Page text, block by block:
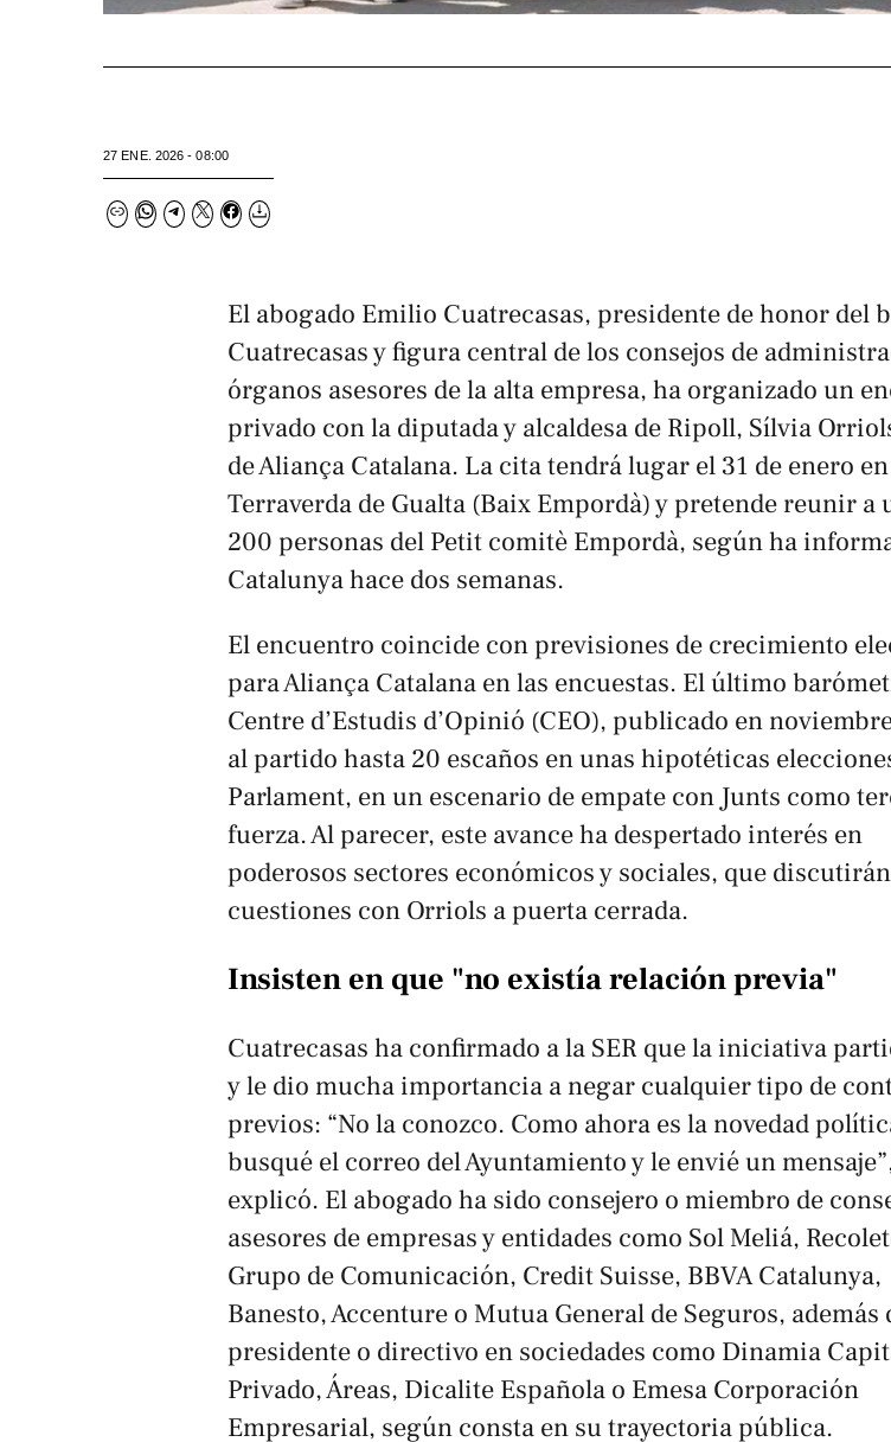
27 ENE. 2026 - 08:00
El abogado Emilio Cuatrecasas, presidente de honor del
Cuatrecasas y figura central de los consejos de
órganos asesores de la alta empresa, ha organizado un
privado con la diputada y alcaldesa de Ripoll, Sílvia
de Aliança Catalana. La cita tendrá lugar el 31 de enero
Terraverda de Gualta (Baix Empordà) y pretende reunir a
200 personas del Petit comitè Empordà, según ha
Catalunyahace dos semanas.
El encuentro coincide con previsiones de crecimiento
para Aliança Catalana en las encuestas. El último
Centre d’Estudis d’Opinió (CEO), publicado en
al partido hasta 20 escaños en unas hipotéticas
Parlament, en un escenario de empate con Junts como
fuerza. Al parecer, este avance ha despertado interés en
poderosos sectores económicos y sociales, que
cuestiones con Orriols a puerta cerrada.
Insisten en que "no existía relación previa"
Cuatrecasas ha confirmado a la SER que la iniciativa
y le dio mucha importancia a negar cualquier tipo de
previos: “No la conozco. Como ahora es la novedad
busqué el correo del Ayuntamiento y le envié un
explicó. El abogado ha sido consejero o miembro de
asesores de empresas y entidades como Sol Meliá,
Grupo de Comunicación, Credit Suisse, BBVA Catalunya,
Banesto, Accenture o Mutua General de Seguros, además
presidente o directivo en sociedades como Dinamia
Privado, Áreas, Dicalite Española o Emesa Corporación
Empresarial, según consta en su trayectoria pública.